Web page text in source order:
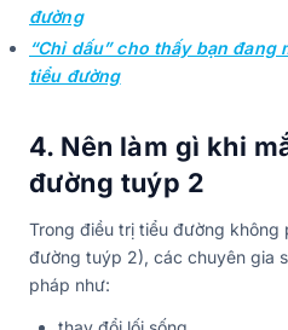
đường
“Chỉ dấu” cho thấy bạn đang
tiểu đường
4. Nên làm gì khi
đường tuýp 2
Trong điều trị tiểu đường không
đường tuýp 2), các chuyên gia
pháp như: